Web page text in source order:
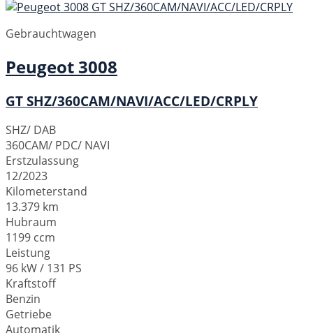
Gebrauchtwagen
Peugeot 3008
GT SHZ/360CAM/NAVI/ACC/LED/CRPLY
SHZ/ DAB
360CAM/ PDC/ NAVI
Erstzulassung
12/2023
Kilometerstand
13.379 km
Hubraum
1199 ccm
Leistung
96 kW / 131 PS
Kraftstoff
Benzin
Getriebe
Automatik